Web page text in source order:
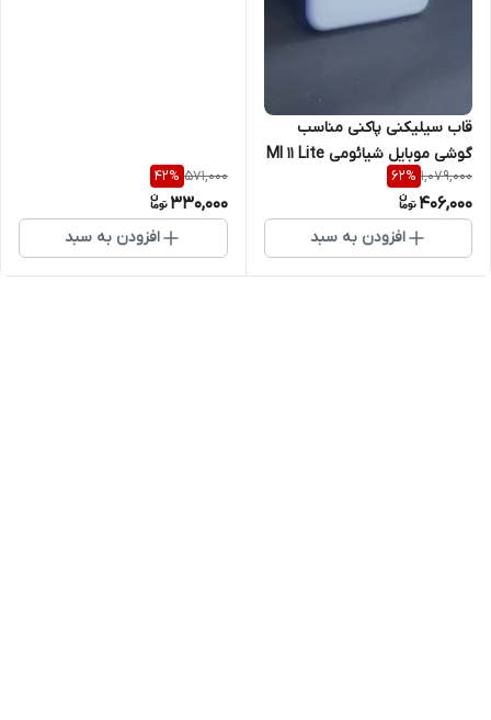
قاب سیلیکنی پاکنی مناسب
گوشی موبایل شیائومی MI 11 Lite
1,079,000
62%
406,000
افزودن به سبد
571,000
42%
330,000
افزودن به سبد